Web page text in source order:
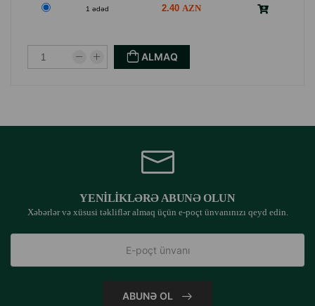
1 ədəd
2.40
ALMAQ
YENILIKLƏRƏ ABUNƏ OLUN
Xəbərlər və xüsusi təkliflər almaq üçün e-poçt ünvanınızı qeyd edin.
ABUNƏ OL